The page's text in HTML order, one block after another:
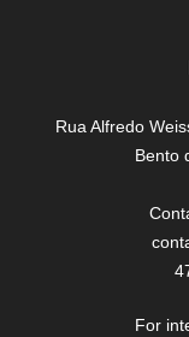
Rua Alfredo
Bento
For